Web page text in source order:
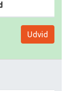
Udvid